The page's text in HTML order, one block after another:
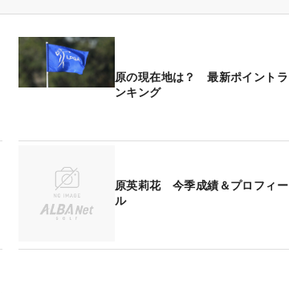
原の現在地は？ 最新ポイントラ
ンキング
原英莉花 今季成績＆プロフィー
ル